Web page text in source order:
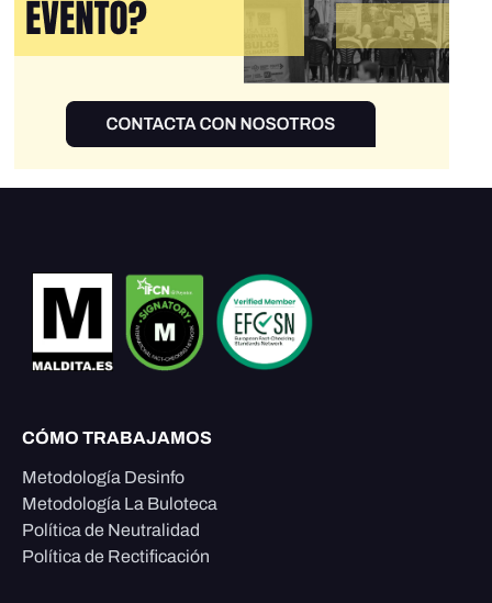
CÓMO TRABAJAMOS
Metodología Desinfo
Metodología La Buloteca
Política de Neutralidad
Política de Rectificación